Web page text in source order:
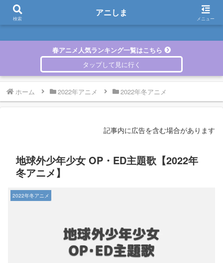
アニしま
春アニメ人気ランキング一覧はこちら
ホーム 2022年アニメ 2022年冬アニメ
記事内に広告を含む場合があります
地球外少年少女 OP・ED主題歌【2022年
冬アニメ】
2022年冬アニメ
検索
アニしま
メニュー